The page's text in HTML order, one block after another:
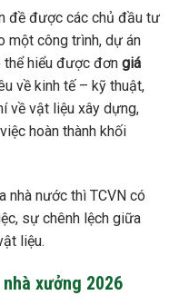
đề được các chủ đầu tư
một công trình, dự án
thể hiểu được đơn giá
về kinh tế – kỹ thuật,
về vật liệu xây dựng,
hoàn thành khối
nhà nước thì TCVN có
sự chênh lệch giữa
liệu.
xưởng 2026